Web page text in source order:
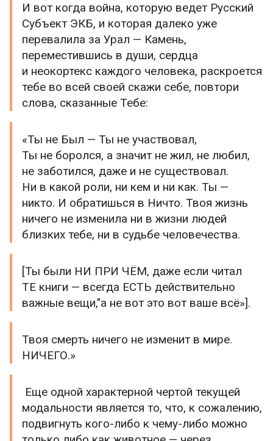
И вот когда война, которую ведет Русский
Субъект ЭКБ, и которая далеко уже
перевалила за Урал — Камень,
переместившись в души, сердца
и неокортекс каждого человека, раскроется
тебе во всей своей скажи себе, повтори
слова, сказанные Тебе:
«Ты не Был — Ты не участвовал,
Ты не боролся, а значит не жил, не любил,
не заботился, даже и не существовал.
Ни в какой роли, ни кем и ни как. Ты —
никто. И обратишься в Ничто. Твоя жизнь
ничего не изменила ни в жизни людей
близких тебе, ни в судьбе человечества.
[Ты были НИ ПРИ ЧЁМ, даже если читал
ТЕ книги — всегда ЕСТЬ действительно
важные вещи,"а не вот это вот ваше всё»].
Твоя смерть ничего не изменит в мире.
НИЧЕГО.»
Еще одной характерной чертой текущей
модальности является то, что, к сожалению,
подвигнуть кого-либо к чему-либо можно